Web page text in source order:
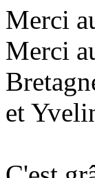
Merci
Merci
et